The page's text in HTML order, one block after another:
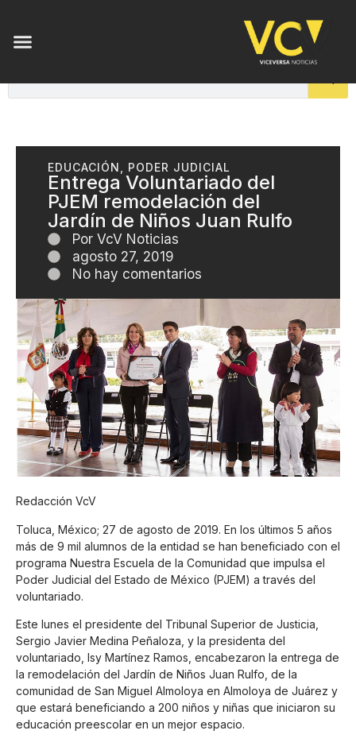
EDUCACIÓN PODER JUDICIAL
Entrega Voluntariado del
PJEM remodelación del
Jardín de Niños Juan Rulfo
Por VcV Noticias
agosto 27, 2019
No hay comentarios
Redacción VcV
Toluca, México; 27 de agosto de 2019. En los últimos 5 años
más de 9 mil alumnos de la entidad se han beneficiado con el
programa Nuestra Escuela de la Comunidad que impulsa el
Poder Judicial del Estado de México (PJEM) a través del
voluntariado.
Este lunes el presidente del Tribunal Superior de Justicia,
Sergio Javier Medina Peñaloza, y la presidenta del
voluntariado, Isy Martínez Ramos, encabezaron la entrega de
la remodelación del Jardín de Niños Juan Rulfo, de la
comunidad de San Miguel Almoloya en Almoloya de Juárez y
que estará beneficiando a 200 niños y niñas que iniciaron su
educación preescolar en un mejor espacio.